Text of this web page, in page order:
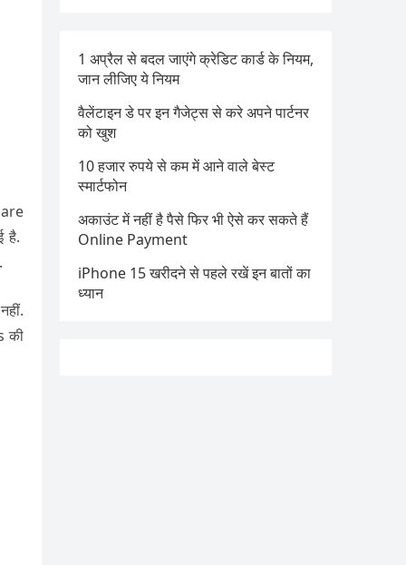
है.
की
1 अप्रैल से बदल जाएंगे क्रेडिट कार्ड के नियम,
जान लीजिए ये नियम
वैलेंटाइन डे पर इन गैजेट्स से करे अपने पार्टनर
को खुश
10 हजार रुपये से कम में आने वाले बेस्ट
स्मार्टफोन
अकाउंट में नहीं है पैसे फिर भी ऐसे कर सकते हैं
Online Payment
iPhone 15 खरीदने से पहले रखें इन बातों का
ध्यान